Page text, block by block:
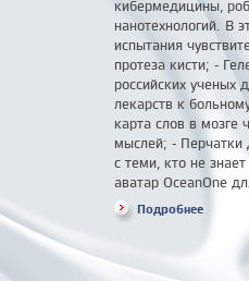
кибермедицины,
нанотехнологий. В
испытания
протеза кисти; -
российских ученых
лекарств к
карта слов в мозге
мыслей; -
с теми, кто не
аватар OceanOne
Подробнее